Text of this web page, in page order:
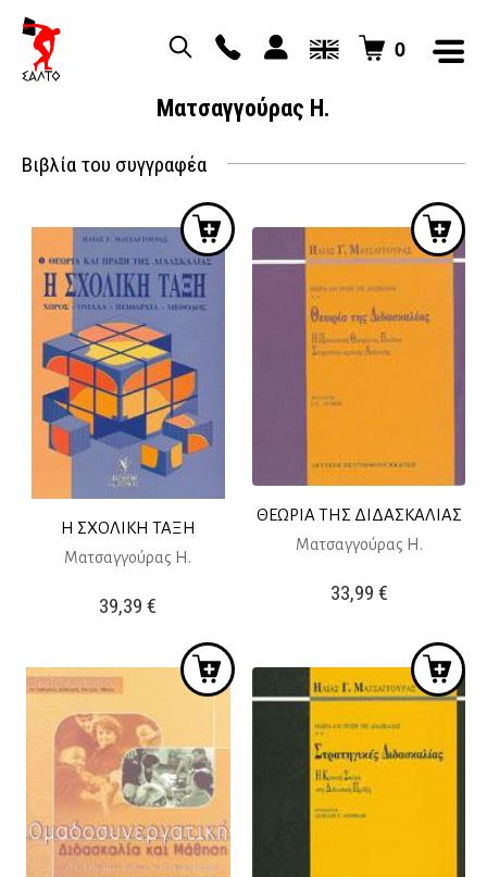
0
Ματσαγγούρας Η.
Βιβλία του συγγραφέα
Η ΣΧΟΛΙΚΗ ΤΑΞΗ
Ματσαγγούρας Η.
39,39€
ΘΕΩΡΙΑ ΤΗΣ ΔΙΔΑΣΚΑΛΙΑΣ
Ματσαγγούρας Η.
33,99 €